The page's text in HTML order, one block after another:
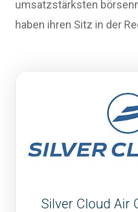
umsatzstärksten
haben ihren Sitz in der
Silver Cloud Air